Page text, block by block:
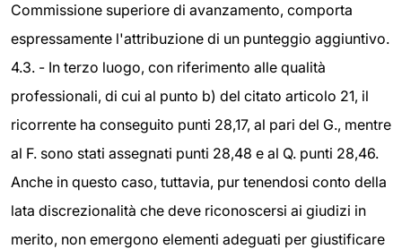
Commissione superiore di avanzamento, comporta
espressamente l'attribuzione di un punteggio aggiuntivo.
4.3. - In terzo luogo, con riferimento alle qualità
professionali, di cui al punto b) del citato articolo 21, il
ricorrente ha conseguito punti 28,17, al pari del G., mentre
al F. sono stati assegnati punti 28,48 e al Q. punti 28,46.
Anche in questo caso, tuttavia, pur tenendosi conto della
lata discrezionalità che deve riconoscersi ai giudizi in
merito, non emergono elementi adeguati per giustificare